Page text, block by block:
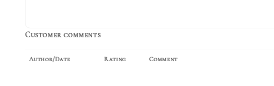
Customer comments
Author/Date Rating Comment